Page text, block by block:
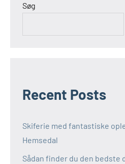
Søg
Recent Posts
Skiferie med fantastiske
Hemsedal
Sådan finder du den bedste